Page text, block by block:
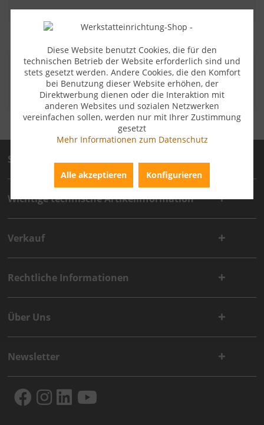
ZAHLUNGSARTEN
Service
Wichtige technische Artikelinformation
Verkauf
Rechtliche Informationen
Über Uns
Newsletter
Diese Website benutzt Cookies, die für den
technischen Betrieb der Website erforderlich sind und
stets gesetzt werden. Andere Cookies, die den Komfort
bei Benutzung dieser Website erhöhen, der
Direktwerbung dienen oder die Interaktion mit
anderen Websites und sozialen Netzwerken
vereinfachen sollen, werden nur mit Ihrer Zustimmung
gesetzt
Mehr Informationen zum Datenschutz
Alle akzeptieren Konfigurieren